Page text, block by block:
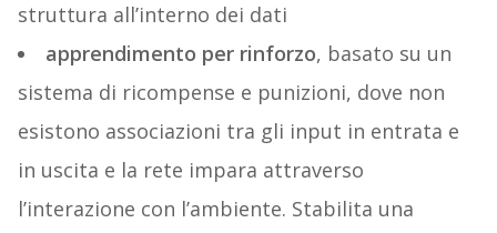
struttura all’interno dei dati
apprendimento per rinforzo, basato su un
sistema di ricompense e punizioni, dove non
esistono associazioni tra gli input in entrata e
in uscita e la rete impara attraverso
l’interazione con l’ambiente. Stabilita una